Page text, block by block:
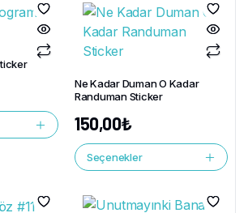
Ne Kadar Duman O Kadar
Randuman Sticker
150,00₺
Seçenekler